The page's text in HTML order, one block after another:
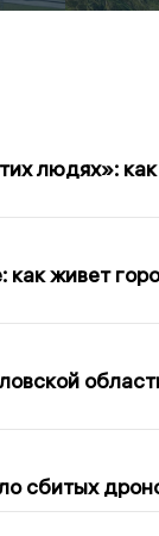
людях»:
живет
сбитых